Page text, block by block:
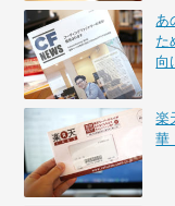
あ
た
向
楽
華